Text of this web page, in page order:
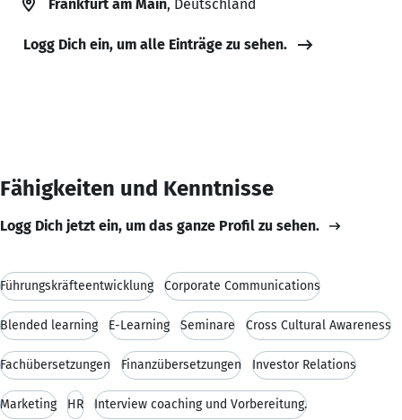
Frankfurt am Main, Deutschland
Logg Dich ein, um alle Einträge zu sehen.
Fähigkeiten und Kenntnisse
Logg Dich jetzt ein, um das ganze Profil zu sehen.
Führungskräfteentwicklung Corporate Communications
Blended learning E-Learning Seminare Cross Cultural Awareness
Fachübersetzungen Finanzübersetzungen Investor Relations
Marketing HR Interview coaching und Vorbereitung.